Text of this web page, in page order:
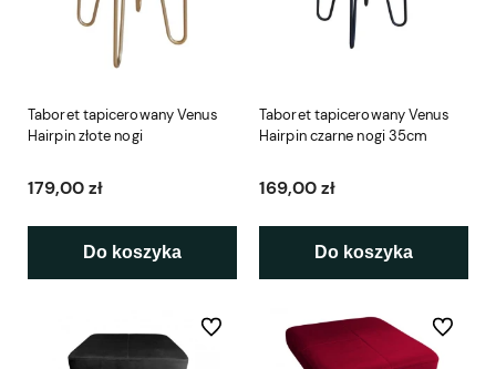
Taboret tapicerowany Venus
Hairpin złote nogi
179,00 zł
Do koszyka
Taboret tapicerowany Venus
Hairpin czarne nogi 35cm
169,00 zł
Do koszyka
Do ulubionych Do